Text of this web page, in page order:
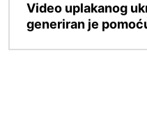
Video uplakanog
generiran je